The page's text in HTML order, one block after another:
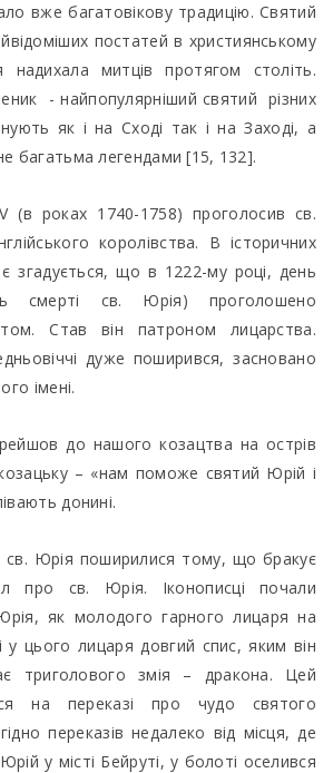
вже багатовікову традицію. Святий
постатей в християнському
надихала митців протягом століть.
- найпопулярніший святий різних
як і на Сході так і на Заході, а
багатьма легендами [15, 132].
(в роках 1740-1758) проголосив св.
королівства. В історичних
є згадується, що в 1222-му році, день
смерті св. Юрія) проголошено
Став він патроном лицарства.
дуже поширився, засновано
імені.
до нашого козацтва на острів
– «нам поможе святий Юрій і
донині.
св. Юрія поширилися тому, що бракує
про св. Юрія. Іконописці почали
як молодого гарного лицаря на
у цього лицаря довгий спис, яким він
триголового змія – дракона. Цей
на переказі про чудо святого
переказів недалеко від місця, де
у місті Бейруті, у болоті оселився